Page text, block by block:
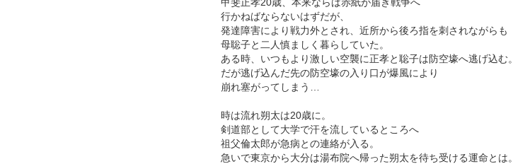
行かねばならないはずだが、
発達障害により戦力外とされ、近所から後ろ指を刺されながらも
母聡子と二人慎ましく暮らしていた。
ある時、いつもより激しい空襲に正孝と聡子は防空壕へ逃げ込む。
だが逃げ込んだ先の防空壕の入り口が爆風により
崩れ塞がってしまう…
時は流れ朔太は20歳に。
剣道部として大学で汗を流しているところへ
祖父倫太郎が急病との連絡が入る。
急いで東京から大分は湯布院へ帰った朔太を待ち受ける運命とは。